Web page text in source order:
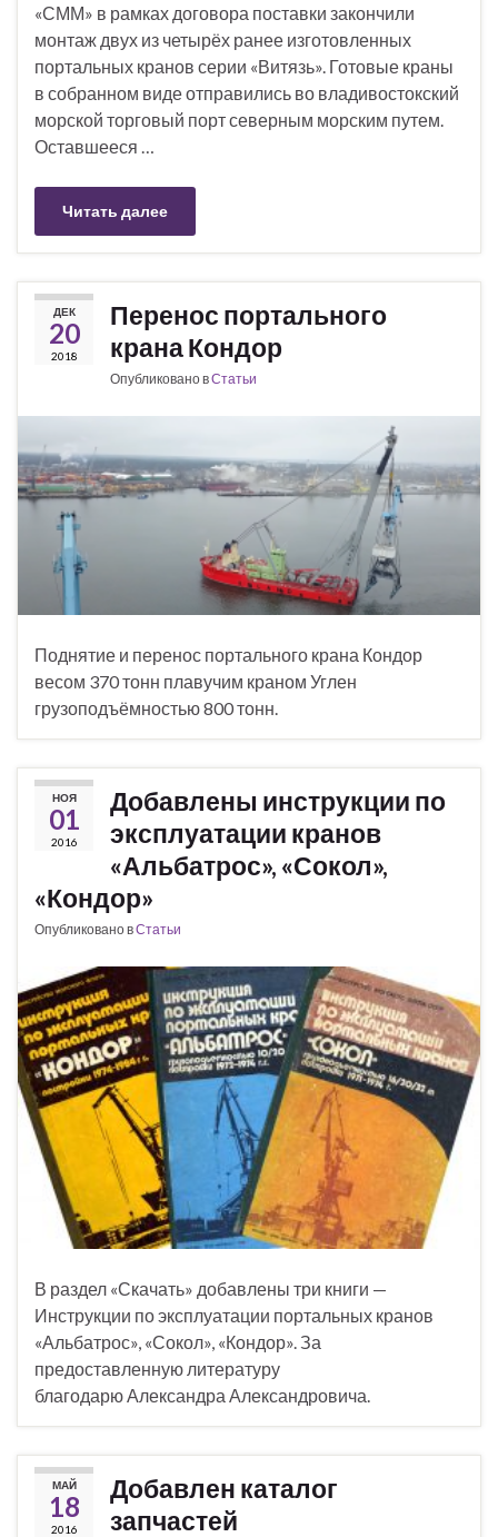
«СММ» в рамках договора поставки закончили
монтаж двух из четырёх ранее изготовленных
портальных кранов серии «Витязь». Готовые краны
в собранном виде отправились во владивостокский
морской торговый порт северным морским путем.
Оставшееся …
Читать далее
ДЕК
20
2018
Перенос портального
крана Кондор
Опубликовано вСтатьи
Поднятие и перенос портального крана Кондор
весом 370 тонн плавучим краном Углен
грузоподъёмностью 800 тонн.
НОЯ
01
2016
Добавлены инструкции по
эксплуатации кранов
«Альбатрос», «Сокол»,
«Кондор»
Опубликовано вСтатьи
В раздел «Скачать» добавлены три книги —
Инструкции по эксплуатации портальных кранов
«Альбатрос», «Сокол», «Кондор». За
предоставленную литературу
благодарю Александра Александровича.
МАЙ
18
2016
Добавлен каталог
запчастей